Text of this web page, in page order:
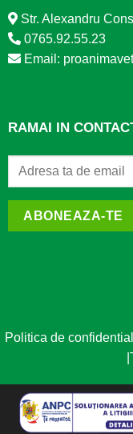
Str. Alexandru
0765.92.55.23
Email:
RAMAI IN
ABONEAZA-TE
Politica de